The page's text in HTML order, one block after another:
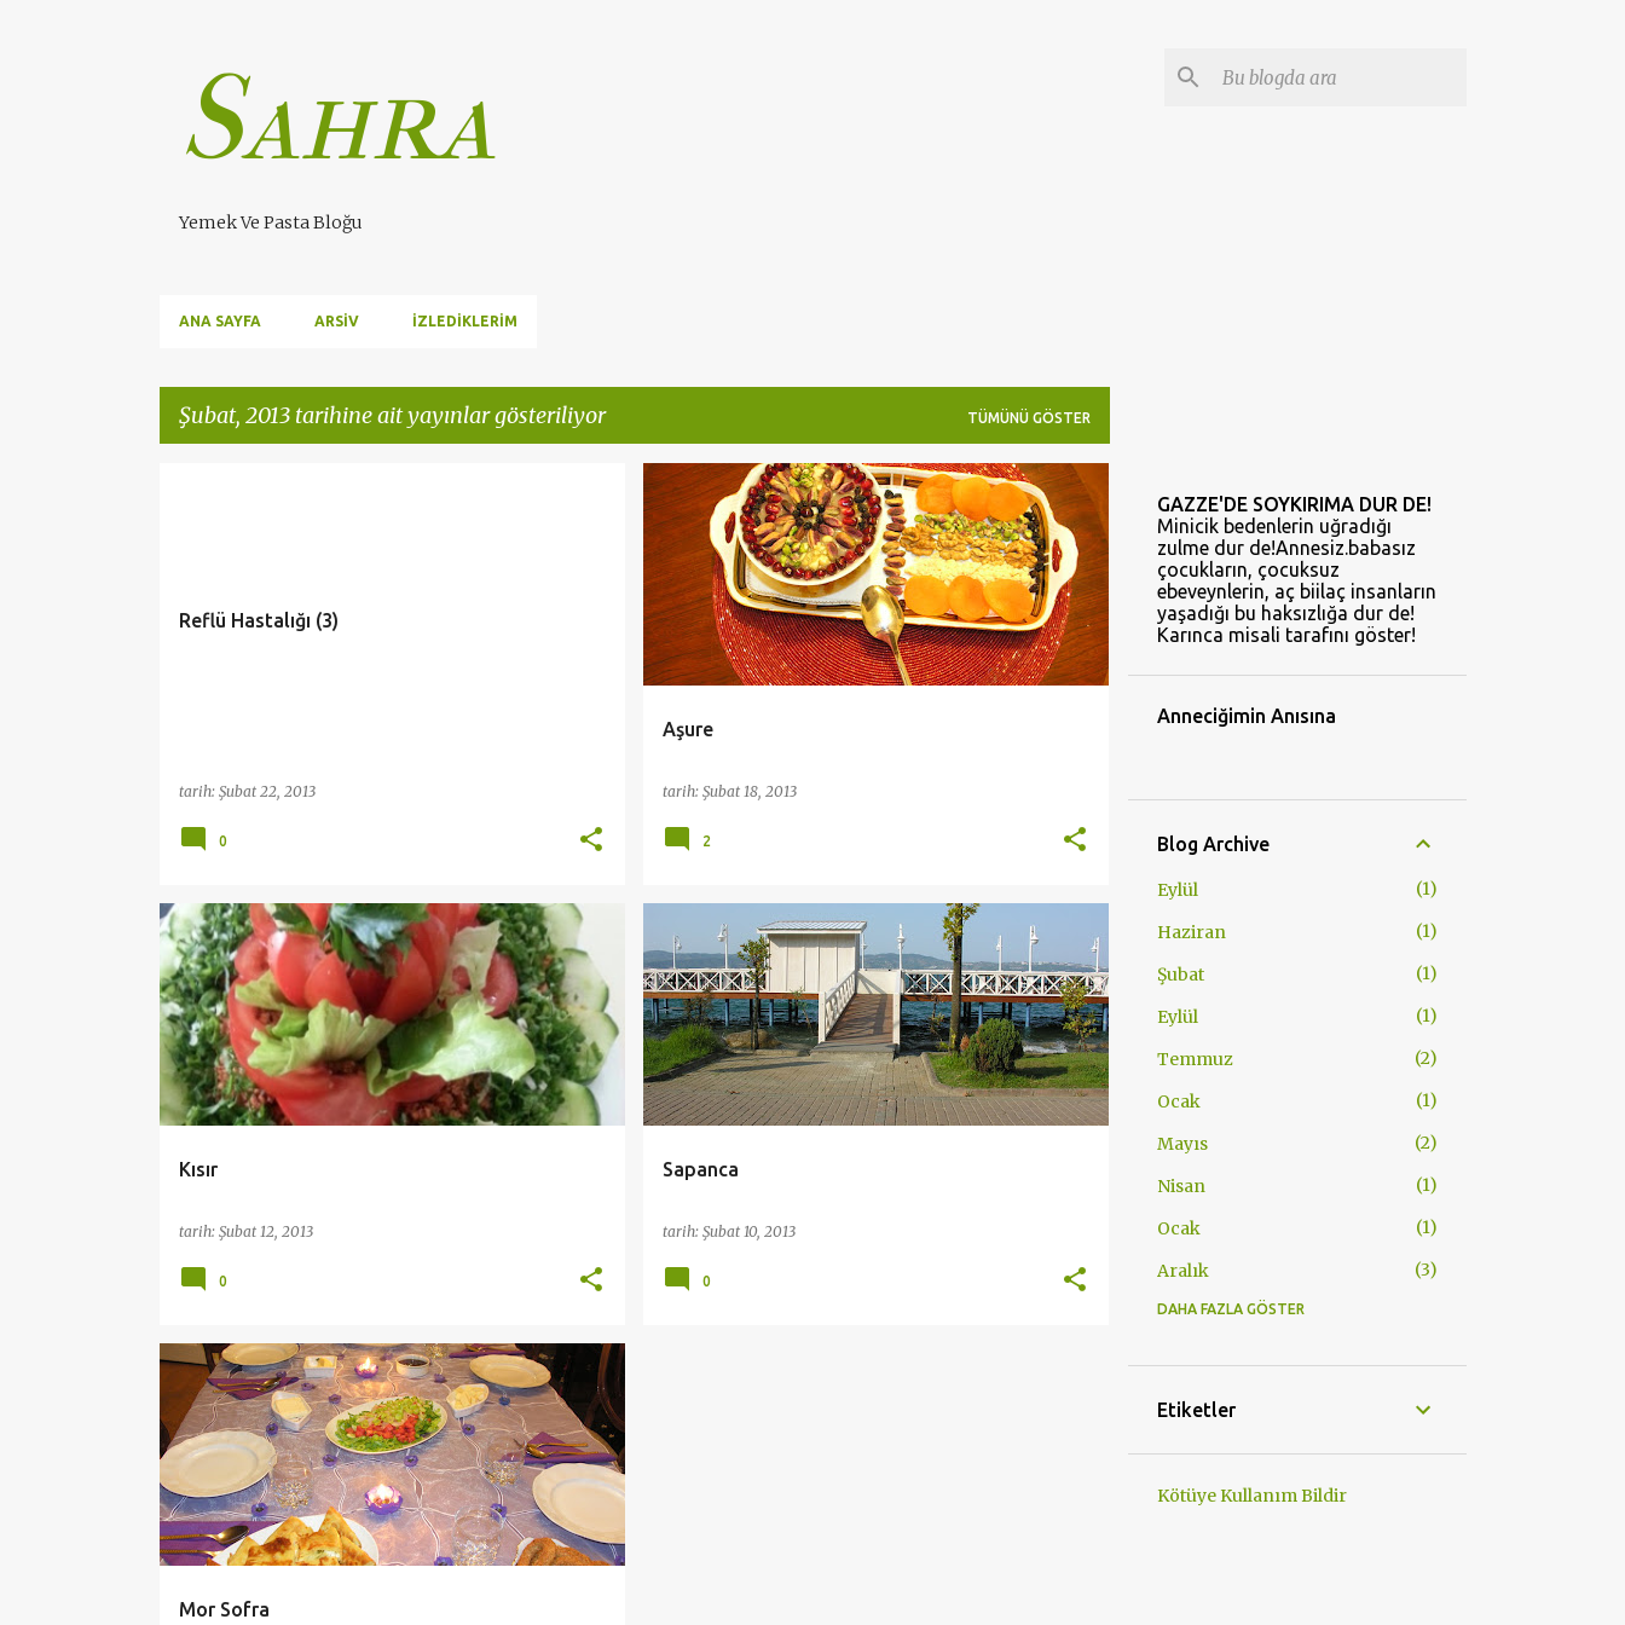
Sahra
Yemek Ve Pasta Bloğu
ANA SAYFA ARSIV İZLEDIKLERIM
Şubat, 2013 tarihine ait yayınlar gösteriliyor TÜMÜNÜ GÖSTER
Reflü Hastalığı (3)
tarih: Şubat 22, 2013
0
Aşure
tarih: Şubat 18, 2013
TATLILAR TURKIYE VE DUNYA MUTFAGI
2
Kısır
tarih: Şubat 12, 2013
ANNEMIN YEMEKLERI APERATIF SALATALAR +
TURKIYE MUTFAGI
0
Sapanca
tarih: Şubat 10, 2013
0
Mor Sofra
MENU FIKIRLERI MENÜ FIKIRLERI
ÖZEL GÜNLER İÇIN MASALARIMIZ
GAZZE'DE SOYKIRIMA DUR DE!
Minicik bedenlerin uğradığı
zulme dur de!Annesiz.babasız
çocukların, çocuksuz
ebeveynlerin, aç biilaç insanların
yaşadığı bu haksızlığa dur de!
Karınca misali tarafını göster!
Anneciğimin Anısına
Blog Archive
Eylül
1
Haziran
1
Şubat
1
Eylül
1
Temmuz
2
Ocak
1
Mayıs
2
Nisan
1
Ocak
1
Aralık
3
Kasım
Eylül
DAHA FAZLA GÖSTER
Etiketler
Kötüye Kullanım Bildir